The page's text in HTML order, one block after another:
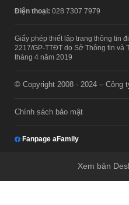
Điện thoại: 028 7307 7979
Giấy phép thiết lập trang thông tin
2217/GP-TTĐT do Sở Thông tin và
tháng 4 năm 2019
© Copyright 2008 - 2024 – Công
Chính sách bảo mật
Fanpage aFamily
Xem bản